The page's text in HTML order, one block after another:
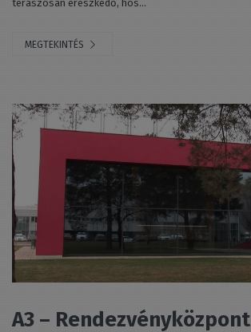
teraszosan ereszkedő, hos...
MEGTEKINTÉS
A3 – Rendezvényközpont